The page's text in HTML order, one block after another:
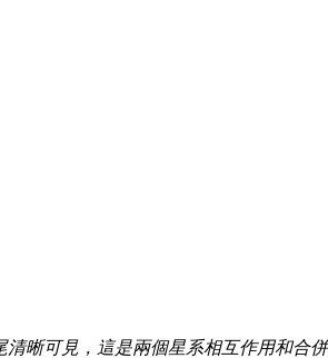
晰可見，這是兩個星系相互作用和合併